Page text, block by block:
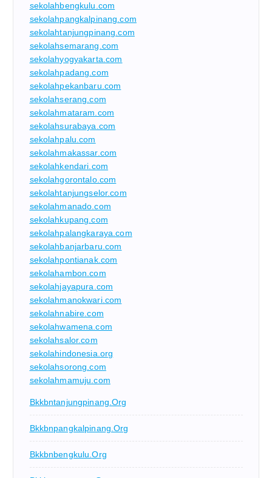
sekolahbengkulu.com
sekolahpangkalpinang.com
sekolahtanjungpinang.com
sekolahsemarang.com
sekolahyogyakarta.com
sekolahpadang.com
sekolahpekanbaru.com
sekolahserang.com
sekolahmataram.com
sekolahsurabaya.com
sekolahpalu.com
sekolahmakassar.com
sekolahkendari.com
sekolahgorontalo.com
sekolahtanjungselor.com
sekolahmanado.com
sekolahkupang.com
sekolahpalangkaraya.com
sekolahbanjarbaru.com
sekolahpontianak.com
sekolahambon.com
sekolahjayapura.com
sekolahmanokwari.com
sekolahnabire.com
sekolahwamena.com
sekolahsalor.com
sekolahindonesia.org
sekolahsorong.com
sekolahmamuju.com
Bkkbntanjungpinang.org
Bkkbnpangkalpinang.org
Bkkbnbengkulu.org